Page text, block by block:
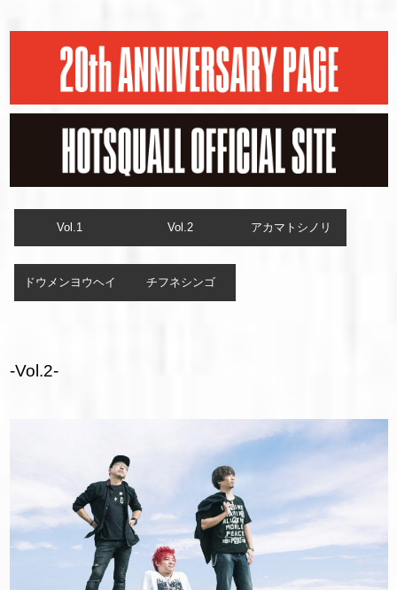
Vol.1 Vol.2 アカマトシノリ
ドウメンヨウヘイ チフネシンゴ
-Vol.2-